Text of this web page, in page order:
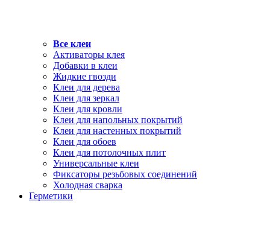
Все клеи
Активаторы клея
Добавки в клеи
Жидкие гвозди
Клеи для дерева
Клеи для зеркал
Клеи для кровли
Клеи для напольных покрытий
Клеи для настенных покрытий
Клеи для обоев
Клеи для потолочных плит
Универсальные клеи
Фиксаторы резьбовых соединений
Холодная сварка
Герметики